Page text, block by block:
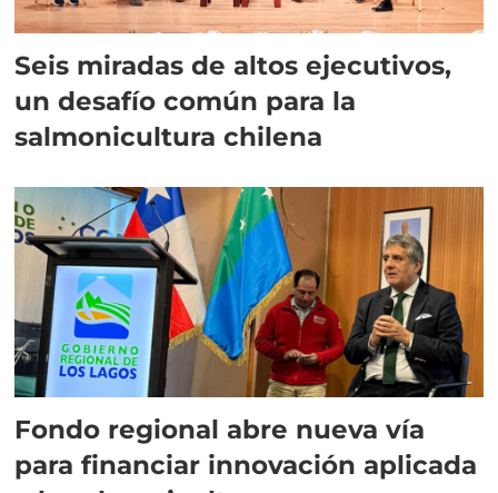
Seis miradas de altos ejecutivos,
un desafío común para la
salmonicultura chilena
Fondo regional abre nueva vía
para financiar innovación aplicada